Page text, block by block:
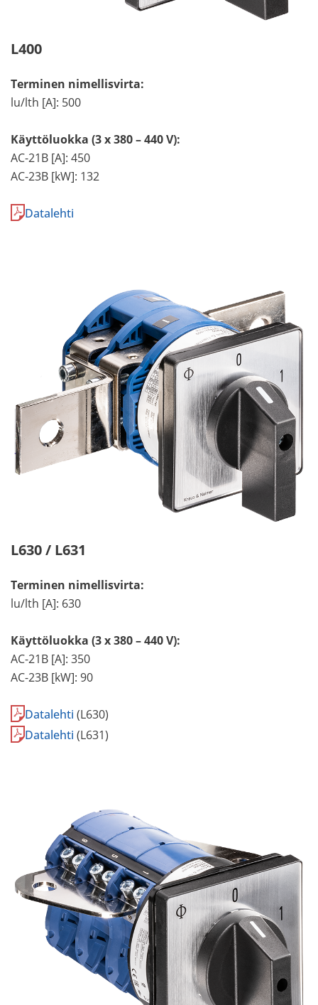
L400
Terminen nimellisvirta:
lu/lth [A]: 500
Käyttöluokka (3 x 380 – 440 V):
AC-21B [A]: 450
AC-23B [kW]: 132
Datalehti
L630 / L631
Terminen nimellisvirta:
lu/lth [A]: 630
Käyttöluokka (3 x 380 – 440 V):
AC-21B [A]: 350
AC-23B [kW]: 90
Datalehti (L630)
Datalehti (L631)